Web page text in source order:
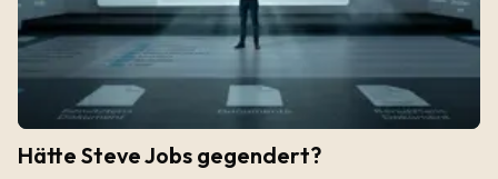
Hätte Steve Jobs gegendert?